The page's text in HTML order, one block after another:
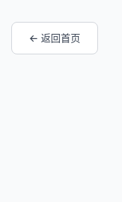
← 返回首页